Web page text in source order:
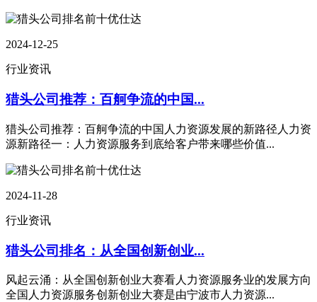
2024-12-25
行业资讯
猎头公司推荐：百舸争流的中国...
猎头公司推荐：百舸争流的中国人力资源发展的新路径人力资
源新路径一：人力资源服务到底给客户带来哪些价值...
2024-11-28
行业资讯
猎头公司排名：从全国创新创业...
风起云涌：从全国创新创业大赛看人力资源服务业的发展方向
全国人力资源服务创新创业大赛是由宁波市人力资源...